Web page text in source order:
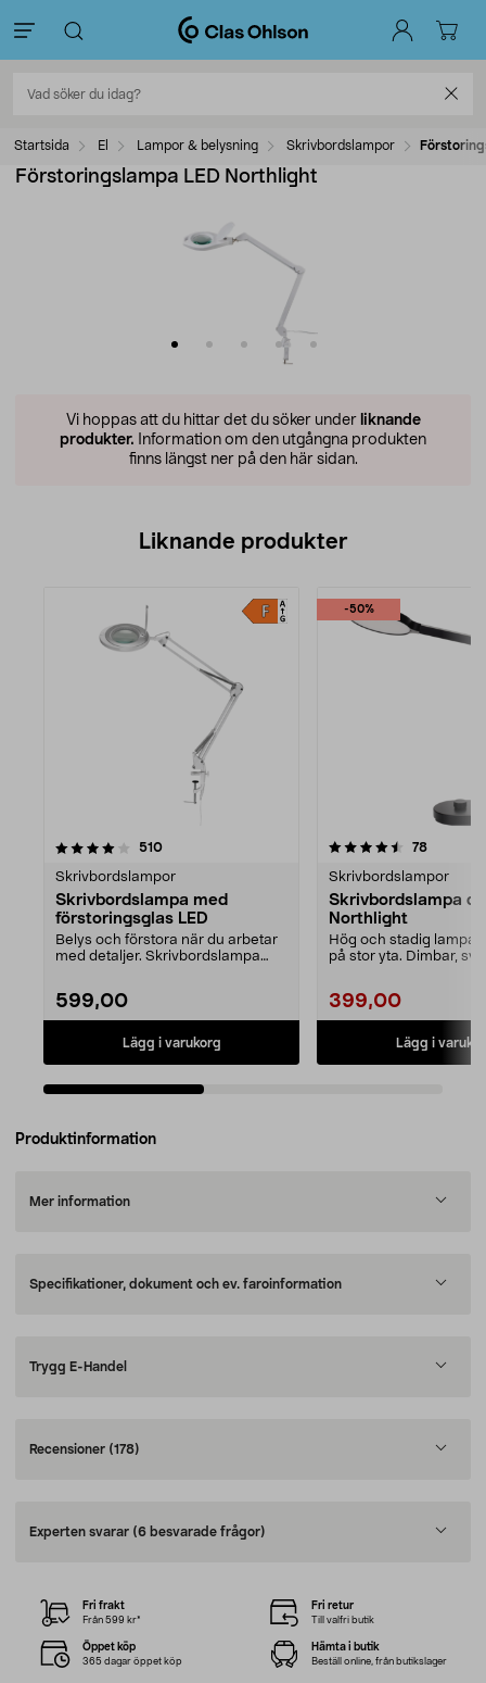
Startsida El Lampor & belysning Skrivbordslampor
Förstoringslampa LED Northlight
Vi hoppas att du hittar det du söker under liknande
produkter. Information om den utgångna produkten
finns längst ner på den här sidan.
Liknande produkter
510recensioner
Skrivbordslampor
Skrivbordslampa med
förstoringsglas LED
Belys och förstora när du arbetar
med detaljer. Skrivbordslampa
599,00
Lägg i varukorg
-50%
4.5av 5 stjärnor 78
Skrivbordslampor
Skrivbordslampa
Northlight
Hög och stadig lampa
på stor yta. Dimbar,
399,00
Lägg i
4.5av 5 stjärnor
Produktinformation
Mer information
Specifikationer, dokument och ev. faroinformation
Trygg E-Handel
Recensioner (178)
Experten svarar (6 besvarade frågor)
Fri frakt
Från 599 kr*
Fri retur
Till valfri butik
Öppet köp
365 dagar öppet köp
Hämta i butik
Beställ online, från butikslager